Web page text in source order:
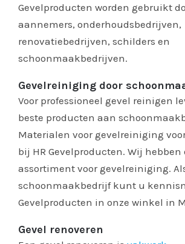
Gevelproducten worden gebruikt
aannemers, onderhoudsbedrijven,
renovatiebedrijven, schilders en
schoonmaakbedrijven.
Gevelreiniging door
Voor professioneel gevel reinigen
beste producten aan
Materialen voor gevelreiniging
bij HR Gevelproducten. Wij hebben
assortiment voor gevelreiniging.
schoonmaakbedrijf kunt u
Gevelproducten in onze winkel in
Gevel renoveren